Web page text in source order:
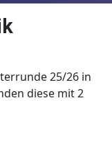
25/26 in
diese mit 2